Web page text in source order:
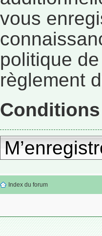
vous
politique
règlement
Index du forum